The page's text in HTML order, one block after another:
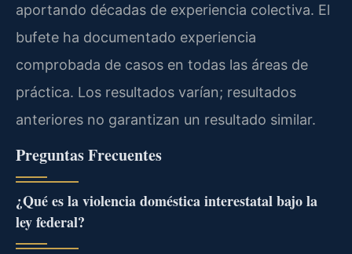
aportando décadas de experiencia colectiva. El
bufete ha documentado experiencia
comprobada de casos en todas las áreas de
práctica. Los resultados varían; resultados
anteriores no garantizan un resultado similar.
Preguntas Frecuentes
¿Qué es la violencia doméstica interestatal bajo la
ley federal?